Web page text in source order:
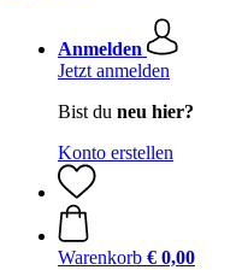
Anmelden
Jetzt anmelden
Bist du neu hier?
Konto erstellen
Warenkorb € 0,00